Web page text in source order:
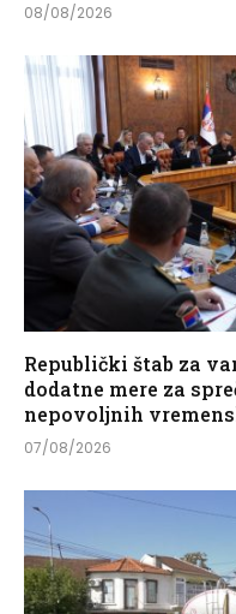
08/08/2026
Republički štab za
dodatne mere za
nepovoljnih
07/08/2026